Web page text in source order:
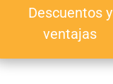
Descuentos y
ventajas